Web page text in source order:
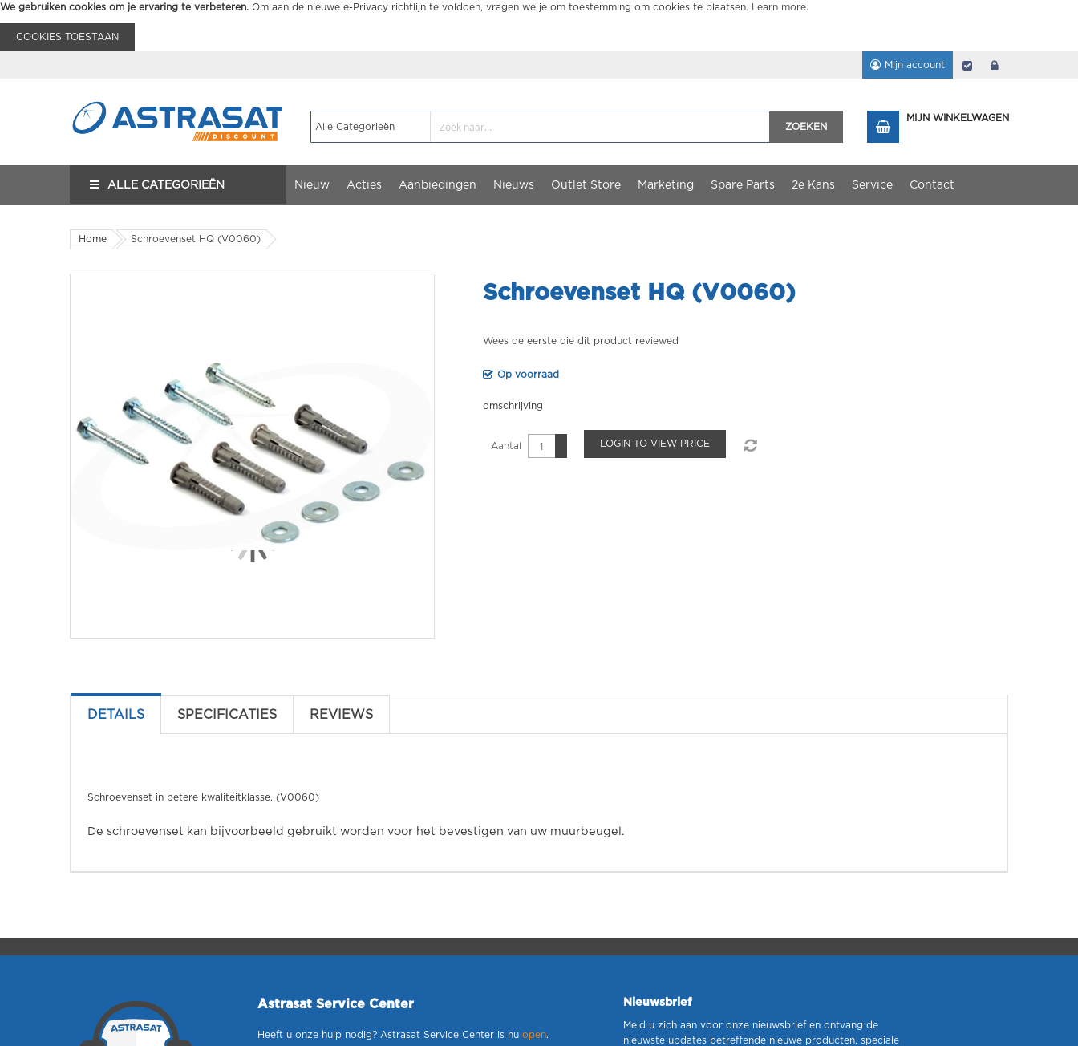
We gebruiken cookies om je ervaring te verbeteren. Om aan de nieuwe e-Privacy richtlijn te voldoen, vragen we je om toestemming om cookies te plaatsen. Learn more.
COOKIES TOESTAAN
Mijn account Afrekenen
ZOEKEN
MIJN WINKELWAGEN
ALLE CATEGORIEËN Nieuw Acties Aanbiedingen Nieuws Outlet Store Marketing Spare Parts 2e Kans Service Contact
Home Schroevenset HQ (V0060)
Schroevenset HQ (V0060)
Wees de eerste die dit product reviewed
Op voorraad
omschrijving
Aantal LOGIN TO VIEW PRICE
DETAILS SPECIFICATIES REVIEWS
Schroevenset in betere kwaliteitklasse. (V0060)
De schroevenset kan bijvoorbeeld gebruikt worden voor het bevestigen van uw muurbeugel.
Astrasat Service Center
Heeft u onze hulp nodig? Astrasat Service Center is nu open.
Nieuwsbrief
Meld u zich aan voor onze nieuwsbrief en ontvang de
nieuwste updates betreffende nieuwe producten, speciale